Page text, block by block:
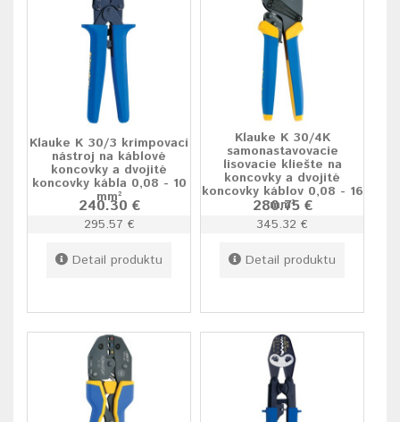
Klauke K 30/3 krimpovací
nástroj na káblové
koncovky a dvojité
koncovky kábla 0,08 - 10
mm²
240.30 €
295.57 €
Detail produktu
Klauke K 30/4K
samonastavovacie
lisovacie kliešte na
koncovky a dvojité
koncovky káblov 0,08 - 16
mm²
280.75 €
345.32 €
Detail produktu